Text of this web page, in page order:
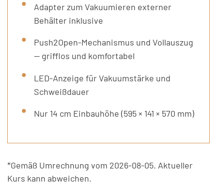
Adapter zum Vakuumieren externer
Behälter inklusive
Push2Open-Mechanismus und Vollauszug
— grifflos und komfortabel
LED-Anzeige für Vakuumstärke und
Schweißdauer
Nur 14 cm Einbauhöhe (595 × 141 × 570 mm)
*Gemäß Umrechnung vom 2026-08-05. Aktueller
Kurs kann abweichen.